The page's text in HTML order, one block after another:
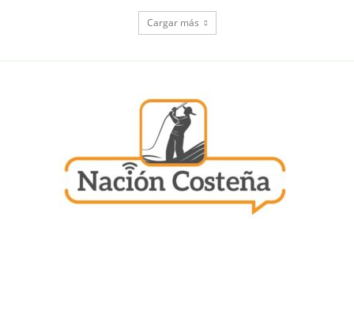
Cargar más